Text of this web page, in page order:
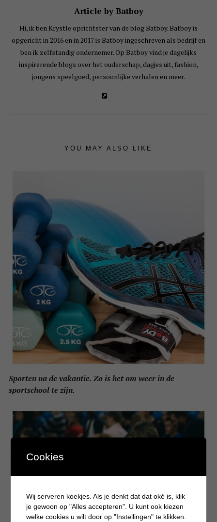
Article by Batboy
Hi, ik ben Krystle oprichtster van de blog Batboy. Batboy is
opgericht in 2016 en in 2017 is Batboy ingeschreven als bedrijf en
ben ik zelfstandig ondernemer. Op Batboy vind je dagelijks
inspirerende blogs over het ouderschap, dagjes uit, fashion,
jongens speelgoed, persoonlijke verhalen en meer.
YOU MAY ALSO LIKE
Sporten na de vakantie. Zo is het om weer in de
sportschool te zijn.
Cookies
Wij serveren koekjes. Als je denkt dat dat oké is, klik
je gewoon op "Alles accepteren". U kunt ook kiezen
welke cookies u wilt door op "Instellingen" te klikken.